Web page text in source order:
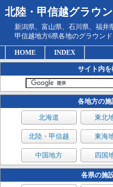
北陸・甲信越グラウ
新潟県、富山県、石川県、福井
甲信越地方6県各地のグラウンド
HOME INDEX
サイト内を
各地方の
北海道 東北
北陸・甲信越 東海
中国地方 四国
各県の施